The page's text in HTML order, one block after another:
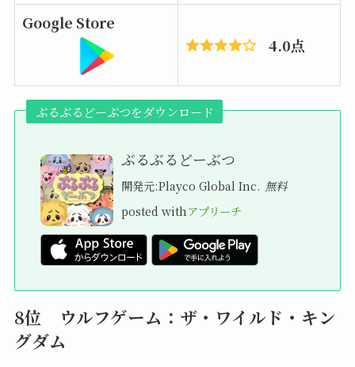
Google Store
4.0点
ぶるぶるどーぶつをダウンロード
ぶるぶるどーぶつ
開発元:Playco Global Inc. 無料
posted with アプリーチ
8位 ウルフゲーム：ザ・ワイルド・キン
グダム